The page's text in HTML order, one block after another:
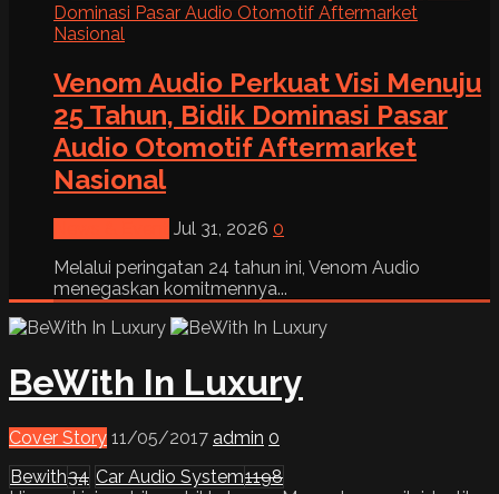
Venom Audio Perkuat Visi Menuju
25 Tahun, Bidik Dominasi Pasar
Audio Otomotif Aftermarket
Nasional
Jul 31, 2026 0
Melalui peringatan 24 tahun ini, Venom Audio
menegaskan komitmennya...
BeWith In Luxury
Cover Story 11/05/2017 admin 0
Bewith34 Car Audio System1198